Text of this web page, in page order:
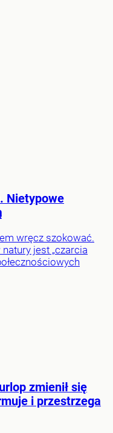
Nietypowe
wręcz szokować.
jest „czarcia
zmienił się
i przestrzega